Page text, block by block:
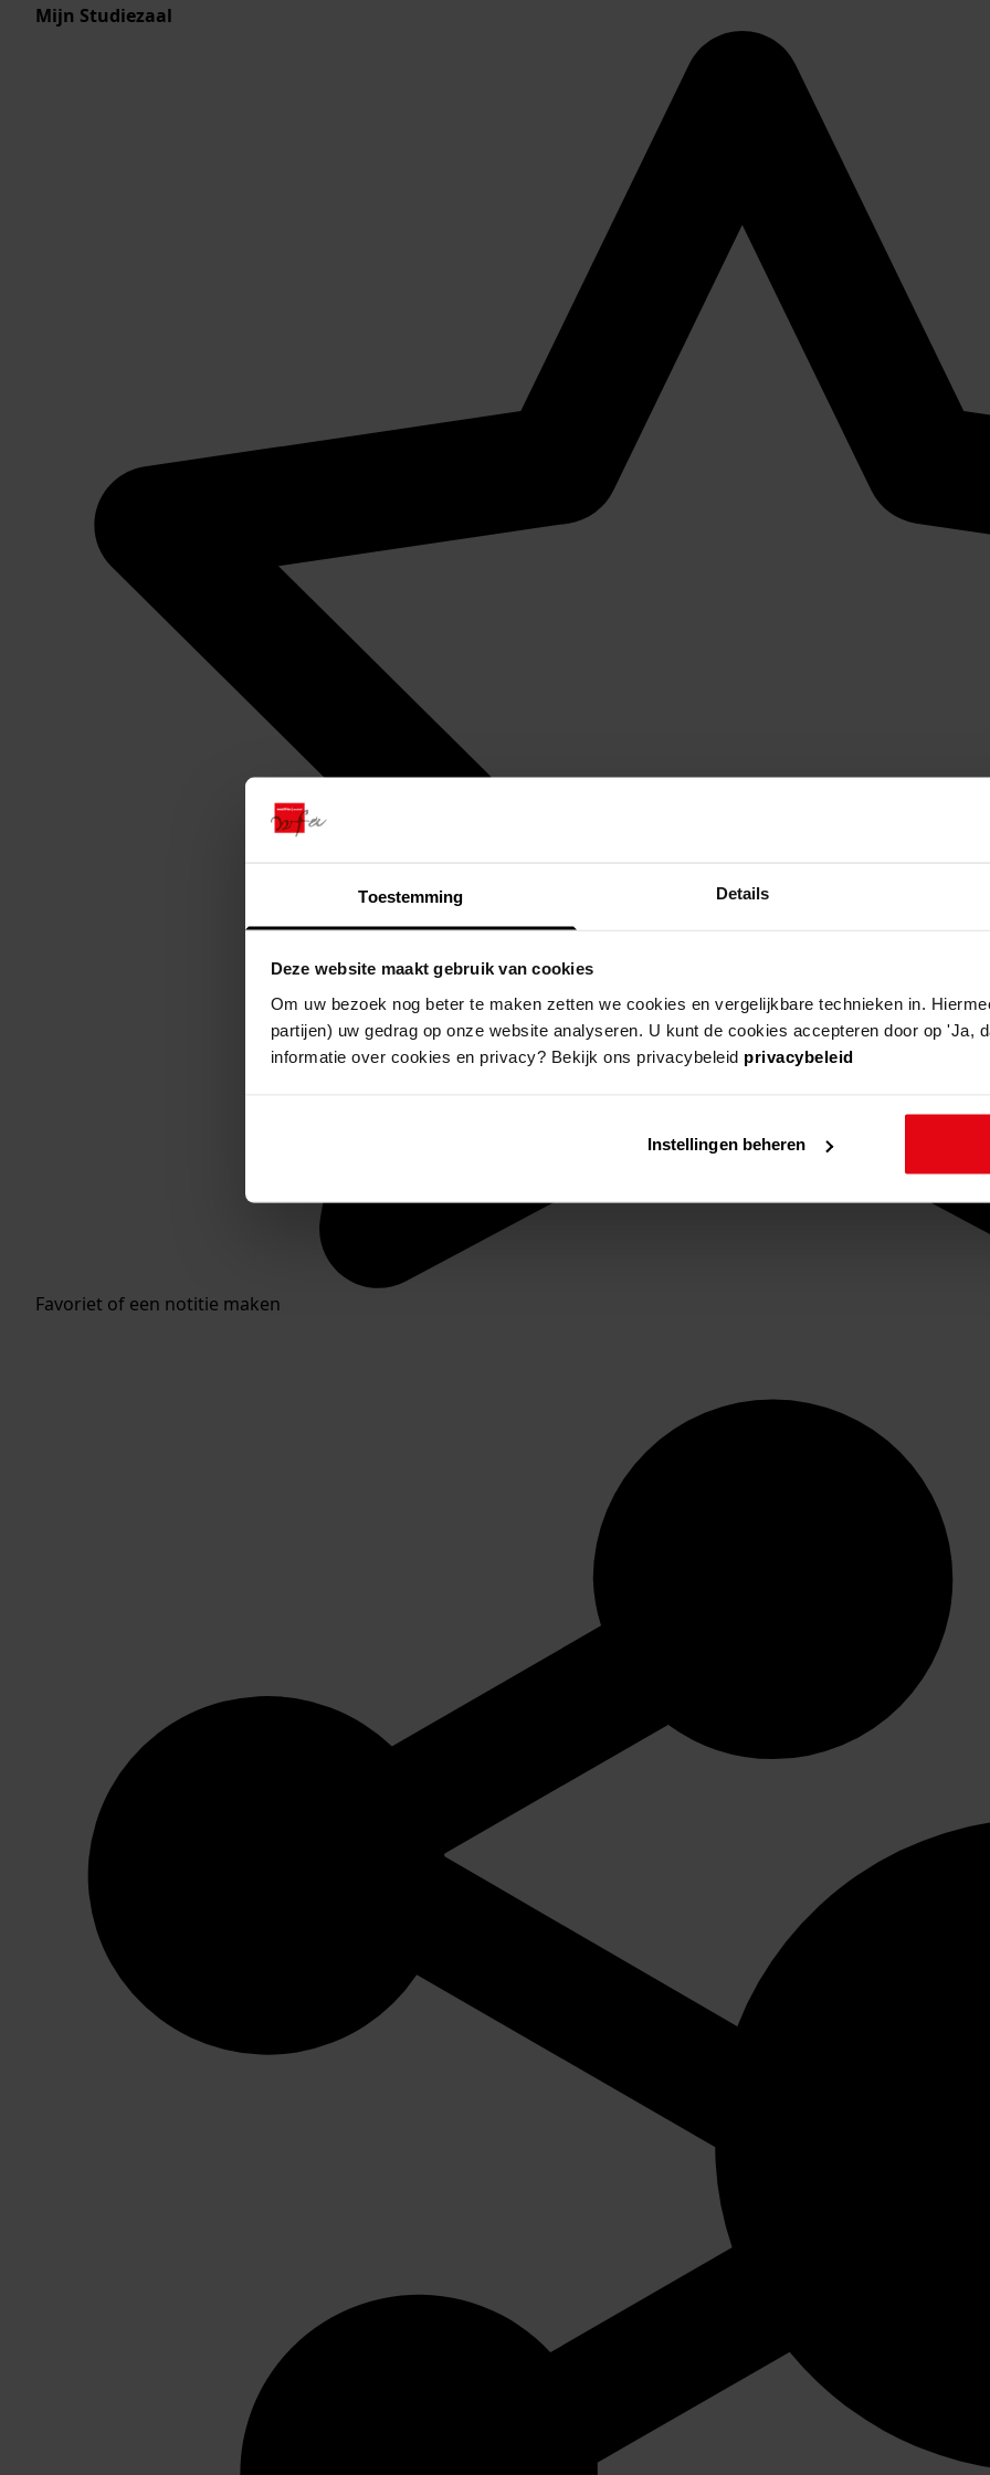
Toestemming Details
Deze website maakt gebruik van cookies
Om uw bezoek nog beter te maken zetten we cookies en vergelijkbare technieken in.
partijen) uw gedrag op onze website analyseren. U kunt de cookies accepteren door op 'Ja,
informatie over cookies en privacy? Bekijk ons privacybeleid privacybeleid
Instellingen beheren
Mijn Studiezaal
Favoriet of een notitie maken